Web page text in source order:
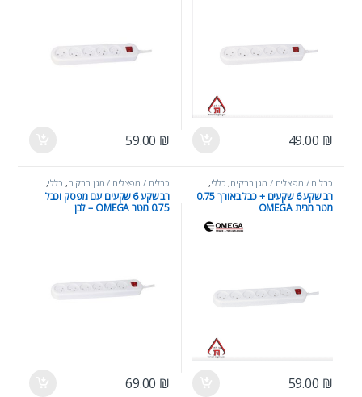
49.00 ₪
59.00 ₪
כבלים / מפצלים / מגן ברקים, כללי,
מוצרי חשמל
רב שקע 6 שקעים + כבל באורך 0.75
מטר מבית OMEGA
59.00 ₪
כבלים / מפצלים / מגן ברקים, כללי,
מוצרי חשמלרב שקע 6 שקעים עם מפסק וכבל
0.75 מטר OMEGA – לבן
69.00 ₪